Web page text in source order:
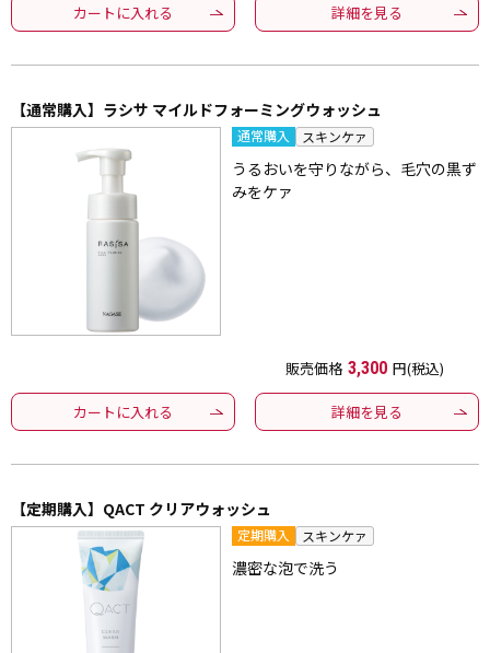
カートに入れる 詳細を見る
【通常購入】ラシサ マイルドフォーミングウォッシュ
通常購入 スキンケァ
うるおいを守りながら、毛穴の黒ず
みをケァ
販売価格 3,300 円(税込)
カートに入れる 詳細を見る
【定期購入】QACT クリアウォッシュ
定期購入 スキンケァ
濃密な泡で洗う